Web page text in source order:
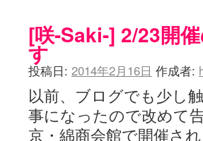
[咲-Saki-] 2/23開
す
投稿日: 2014年2月16日 作成者:
以前、ブログでも少し
事になったので改めて
京・綿商会館で開催さ